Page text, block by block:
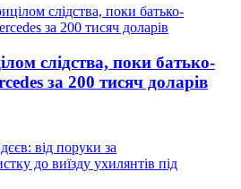
слідства, поки батько-
за 200 тисяч доларів